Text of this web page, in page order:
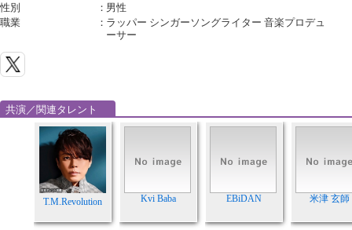
性別
： 男性
職業
： ラッパー シンガーソングライター 音楽プロデュ
ーサー
共演／関連タレント
T.M.Revolution Kvi Baba EBiDAN 米津 玄師